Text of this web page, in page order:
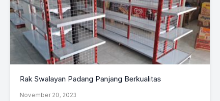
Rak Swalayan Padang Panjang Berkualitas
November 20, 2023